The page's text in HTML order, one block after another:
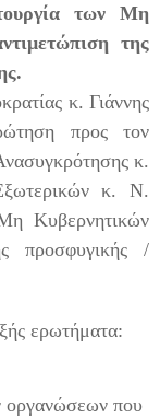
των Μη
της
κ. Γιάννης
προς τον
κ.
κ. Ν.
Κυβερνητικών
προσφυγικής /
ερωτήματα:
οργανώσεων που